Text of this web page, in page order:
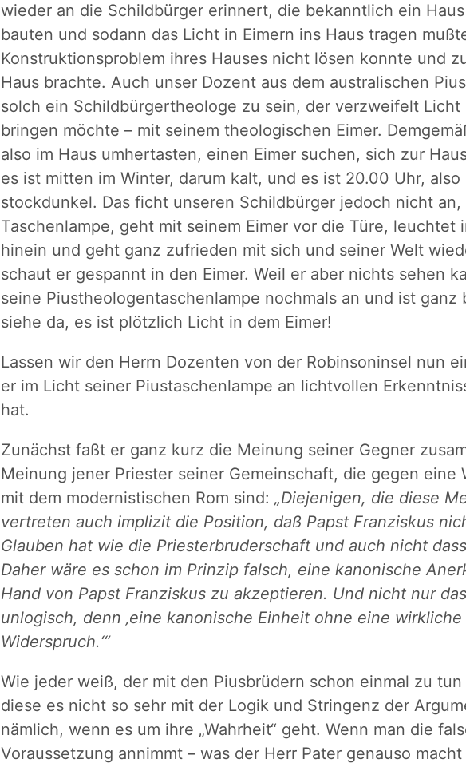
wieder an die Schildbürger erinnert, die bekanntlich ein
bauten und sodann das Licht in Eimern ins Haus tragen
Konstruktionsproblem ihres Hauses nicht lösen konnte und
Haus brachte. Auch unser Dozent aus dem australischen
solch ein Schildbürgertheologe zu sein, der verzweifelt Licht
bringen möchte – mit seinem theologischen Eimer.
also im Haus umhertasten, einen Eimer suchen, sich zur
es ist mitten im Winter, darum kalt, und es ist 20.00 Uhr, also
stockdunkel. Das ficht unseren Schildbürger jedoch nicht
Taschenlampe, geht mit seinem Eimer vor die Türe, leuchtet
hinein und geht ganz zufrieden mit sich und seiner Welt
schaut er gespannt in den Eimer. Weil er aber nichts sehen
seine Piustheologentaschenlampe nochmals an und ist ganz
siehe da, es ist plötzlich Licht in dem Eimer!
Lassen wir den Herrn Dozenten von der Robinsoninsel nun
er im Licht seiner Piustaschenlampe an lichtvollen
hat.
Zunächst faßt er ganz kurz die Meinung seiner Gegner
Meinung jener Priester seiner Gemeinschaft, die gegen eine
mit dem modernistischen Rom sind: „Diejenigen, die diese
vertreten auch implizit die Position, daß Papst Franziskus
Glauben hat wie die Priesterbruderschaft und auch nicht
Daher wäre es schon im Prinzip falsch, eine kanonische
Hand von Papst Franziskus zu akzeptieren. Und nicht nur
unlogisch, denn ‚eine kanonische Einheit ohne eine
Widerspruch.‘“
Wie jeder weiß, der mit den Piusbrüdern schon einmal zu
diese es nicht so sehr mit der Logik und Stringenz der
nämlich, wenn es um ihre „Wahrheit“ geht. Wenn man die
Voraussetzung annimmt – was der Herr Pater genauso